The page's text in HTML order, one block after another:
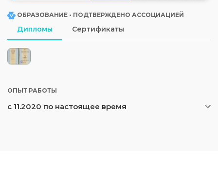
ОБРАЗОВАНИЕ • ПОДТВЕРЖДЕНО АССОЦИАЦИЕЙ
Дипломы Сертификаты
ОПЫТ РАБОТЫ
с 11.2020 по настоящее время